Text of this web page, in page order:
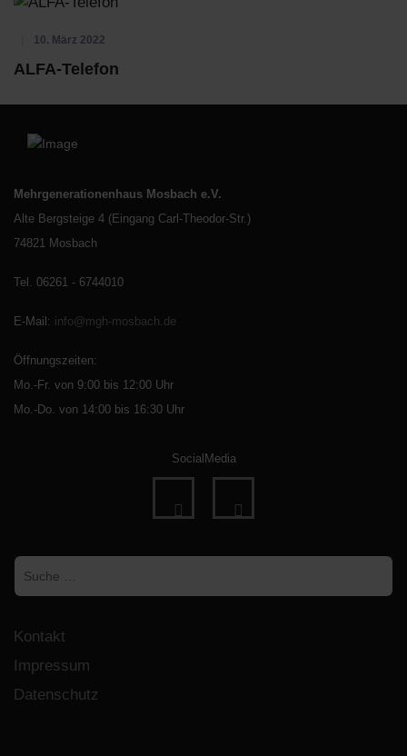
10. März 2022
ALFA-Telefon
Mehrgenerationenhaus Mosbach e.V.
Alte Bergsteige 4 (Eingang Carl-Theodor-Str.)
74821 Mosbach
Tel. 06261 - 6744010
E-Mail: info@mgh-mosbach.de
Öffnungszeiten:
Mo.-Fr. von 9:00 bis 12:00 Uhr
Mo.-Do. von 14:00 bis 16:30 Uhr
SocialMedia
fa-
fa-
Suchen
Kontakt
Impressum
Datenschutz